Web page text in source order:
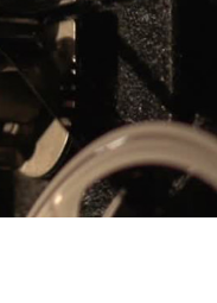
CONTACTAR